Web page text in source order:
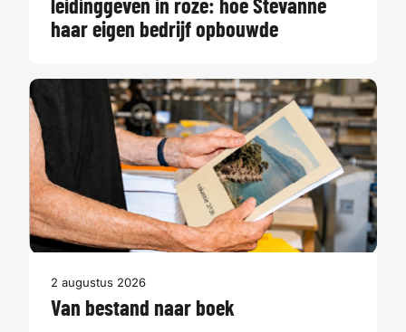
leidinggeven in roze: hoe Stevanne
haar eigen bedrijf opbouwde
2 augustus 2026
Van bestand naar boek